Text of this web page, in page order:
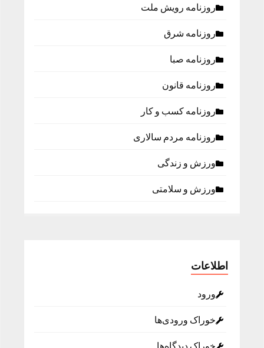
روزنامه رویش ملت
روزنامه شرق
روزنامه صبا
روزنامه قانون
روزنامه كسب و كار
روزنامه مردم سالاری
ورزش و زندگی
ورزش و سلامتی
اطلاعات
ورود
خوراک ورودی‌ها
خوراک دیدگاه‌ها